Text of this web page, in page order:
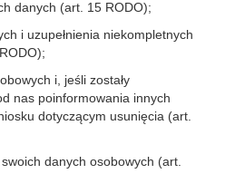
danych (art. 15 RODO);
i uzupełnienia niekompletnych
i, jeśli zostały
nas poinformowania innych
dotyczącym usunięcia (art.
danych osobowych (art.